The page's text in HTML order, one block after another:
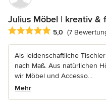
Julius Möbel | kreativ &
Durchschnittliche
5,0 (7
Als leidenschaftliche
nach Maß. Aus natürlichen
wir Möbel und Accesso...
Mehr